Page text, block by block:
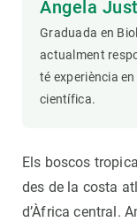
Ángela
Graduada en
actualment
té experiència
científica.
Els boscos
des de la costa
d’Àfrica central.